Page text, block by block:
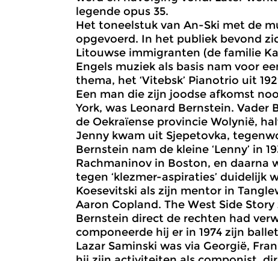
legende opus 35.
Het toneelstuk van An-Ski met de
opgevoerd. In het publiek bevond
Litouwse immigranten (de familie
Engels muziek als basis nam voor
thema, het ‘Vitebsk’ Pianotrio uit
Een man die zijn joodse afkomst
York, was Leonard Bernstein.
de Oekraïense provincie Wolynië,
Jenny kwam uit Sjepetovka,
Bernstein nam de kleine ‘Lenny’ in
Rachmaninov in Boston, en daarna
tegen ‘klezmer-aspiraties’
Koesevitski als zijn mentor in
Aaron Copland. The West Side
Bernstein direct de rechten had
componeerde hij er in 1974 zijn
Lazar Saminski was via Georgië,